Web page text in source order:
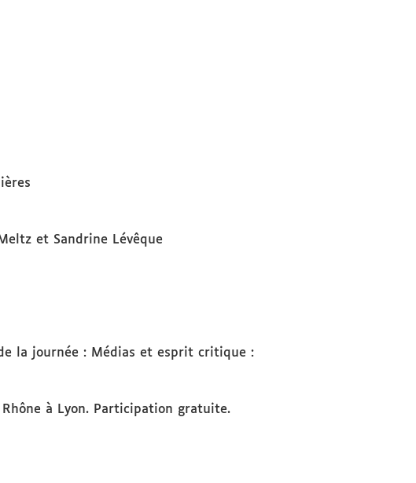
et Sandrine Lévêque
la journée : Médias et esprit critique :
à Lyon. Participation gratuite.